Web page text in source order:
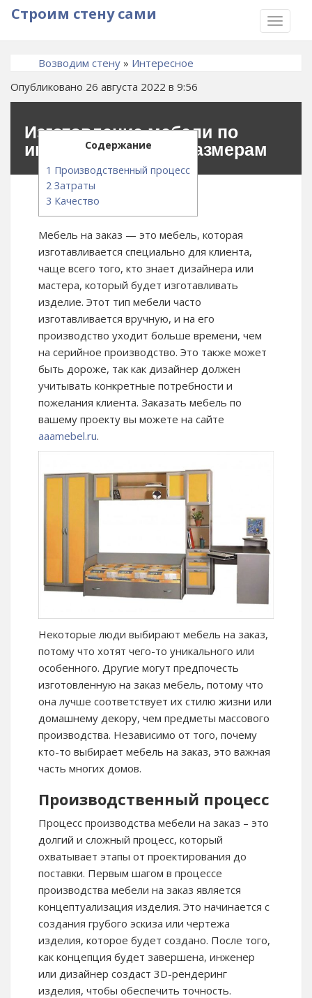
TOGGLE
Строим стену сами
Возводим стену » Интересное
Опубликовано 26 августа 2022 в 9:56
Изготовление мебели по
индивидуальным размерам
Содержание
1 Производственный процесс
2 Затраты
3 Качество
Мебель на заказ — это мебель, которая
изготавливается специально для клиента,
чаще всего того, кто знает дизайнера или
мастера, который будет изготавливать
изделие. Этот тип мебели часто
изготавливается вручную, и на его
производство уходит больше времени, чем
на серийное производство. Это также может
быть дороже, так как дизайнер должен
учитывать конкретные потребности и
пожелания клиента. Заказать мебель по
вашему проекту вы можете на сайте
aaamebel.ru.
Некоторые люди выбирают мебель на заказ,
потому что хотят чего-то уникального или
особенного. Другие могут предпочесть
изготовленную на заказ мебель, потому что
она лучше соответствует их стилю жизни или
домашнему декору, чем предметы массового
производства. Независимо от того, почему
кто-то выбирает мебель на заказ, это важная
часть многих домов.
Производственный процесс
Процесс производства мебели на заказ – это
долгий и сложный процесс, который
охватывает этапы от проектирования до
поставки. Первым шагом в процессе
производства мебели на заказ является
концептуализация изделия. Это начинается с
создания грубого эскиза или чертежа
изделия, которое будет создано. После того,
как концепция будет завершена, инженер
или дизайнер создаст 3D-рендеринг
изделия, чтобы обеспечить точность.